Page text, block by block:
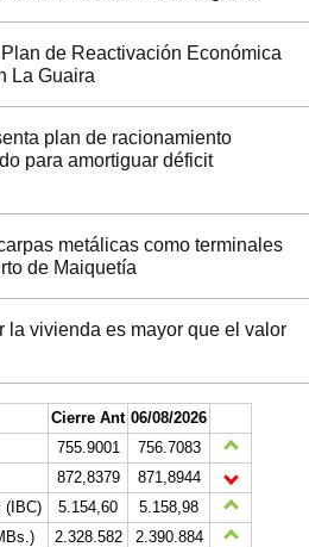
de Reactivación Económica
La Guaira
plan de racionamiento
para amortiguar déficit
metálicas como terminales
de Maiquetía
la vivienda es mayor que el valor
Cierre Ant 06/08/2026
755.9001
756.7083
872,8379
871,8944
(IBC)
5.154,60
5.158,98
2.328.582
2.390.884